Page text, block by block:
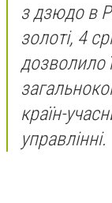
з дзюдо в
золоті, 4
дозволило
країн-
управлінні.